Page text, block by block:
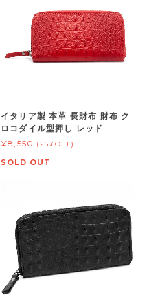
イタリア製 本革 長財布 財布 ク
ロコダイル型押し レッド
¥8,550 (25%OFF)
SOLD OUT